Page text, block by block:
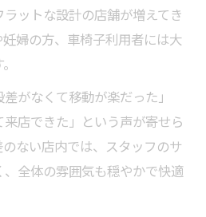
ットな設計の店舗が増えてき
婦の方、車椅子利用者には大
がなくて移動が楽だった」
来店できた」という声が寄せら
ない店内では、スタッフのサ
全体の雰囲気も穏やかで快適